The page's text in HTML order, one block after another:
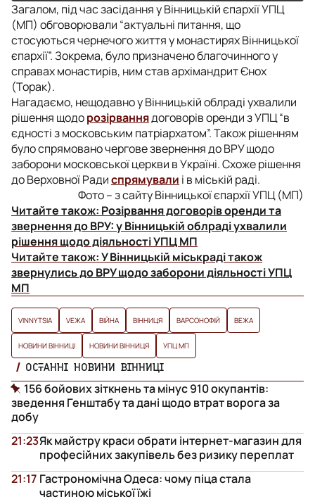
Загалом, під час засідання у Вінницькій єпархії УПЦ
(МП) обговорювали “актуальні питання, що
стосуються чернечого життя у монастирях Вінницької
єпархії”. Зокрема, було призначено благочинного у
справах монастирів, ним став архімандрит Єнох
(Торак).
Нагадаємо, нещодавно у Вінницькій облраді ухвалили
рішення щодорозірваннядоговорів оренди з УПЦ “в
єдності з московським патріархатом”. Також рішенням
було спрямовано чергове звернення до ВРУ щодо
заборони московської церкви в Україні. Схоже рішення
до Верховної Радиспрямували і в міській раді.
Фото – з сайту Вінницької єпархії УПЦ (МП)
Читайте також: Розірвання договорів оренди та
звернення до ВРУ: у Вінницькій облраді ухвалили
рішення щодо діяльності УПЦ МП
Читайте також:У Вінницькій міськраді також
звернулись до ВРУ щодо заборони діяльності УПЦ
МП
VINNYTSIA VЕЖА ВІЙНА ВІННИЦЯ ВАРСОНОФІЙ ВЕЖА
НОВИНИ ВІННИЦІ НОВИНИ ВІННИЦЯ УПЦ МП
ОСТАННІ НОВИНИ ВІННИЦІ
156 бойових зіткнень та мінус 910 окупантів:
зведення Генштабу та дані щодо втрат ворога за
добу
Як майстру краси обрати інтернет-магазин для
професійних закупівель без ризику переплат
21:23
Гастрономічна Одеса: чому піца стала
частиною міської їжі
21:17